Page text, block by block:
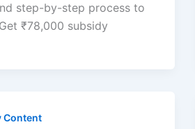
step-by-step process to
₹78,000 subsidy
Content